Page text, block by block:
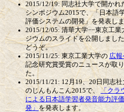
2015/12/19: 同志社大学で開かれ
シンポジウム2015で、「日本語
評価システムの開発」を発表しま
2015/12/05: 清華大学−−東京工業
ジウムのスライドを公開しまし
どうぞ。
2015/11/25: 東京工業大学の 広報
記念研究賞受賞のニュースが取
た。
2015/11/21: 12月19、20日同志
のじんもんこん2015で、
「クラ
による日本語学習者発音能力評
発」 を発表します。